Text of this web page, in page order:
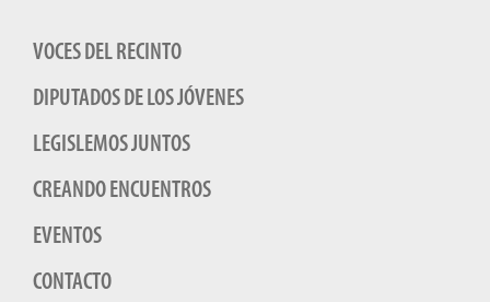
VOCES DEL RECINTO
DIPUTADOS DE LOS JÓVENES
LEGISLEMOS JUNTOS
CREANDO ENCUENTROS
EVENTOS
CONTACTO